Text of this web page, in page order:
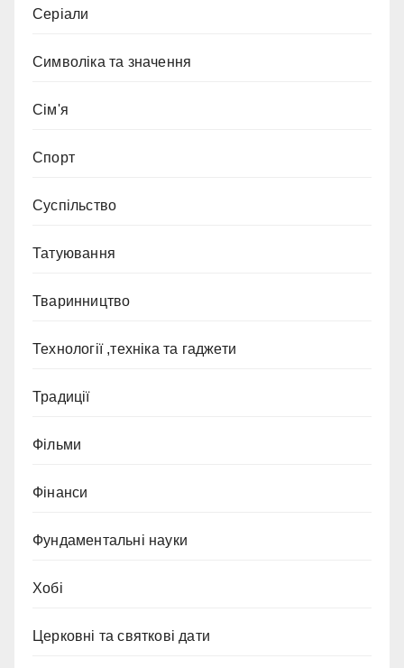
Серіали
Символіка та значення
Сім'я
Спорт
Суспільство
Татуювання
Тваринництво
Технології ,техніка та гаджети
Традиції
Фільми
Фінанси
Фундаментальні науки
Хобі
Церковні та святкові дати